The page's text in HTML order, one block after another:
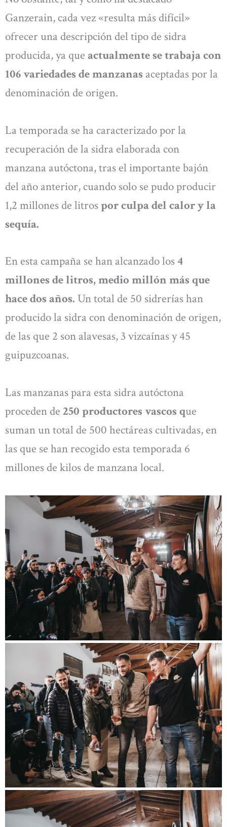
Ganzerain, cada vez «resulta más difícil»
ofrecer una descripción del tipo de sidra
producida, ya que actualmente se trabaja con
106 variedades de manzanas aceptadas por la
denominación de origen.
La temporada se ha caracterizado por la
recuperación de la sidra elaborada con
manzana autóctona, tras el importante bajón
del año anterior, cuando solo se pudo producir
1,2 millones de litrospor culpa del calor y la
sequía.
En esta campaña se han alcanzado los4
millones de litros, medio millón más que
hace dos años. Un total de 50 sidrerías han
producido la sidra con denominación de origen,
de las que 2 son alavesas, 3 vizcaínas y 45
guipuzcoanas.
Las manzanas para esta sidra autóctona
proceden de 250 productores vascos que
suman un total de 500 hectáreas cultivadas, en
las que se han recogido esta temporada 6
millones de kilos de manzana local.